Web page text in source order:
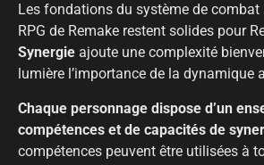
Les fondations du système de combat
RPG de Remake restent solides pour
Synergie ajoute une complexité
lumière l’importance de la dynamique
Chaque personnage dispose d’un
compétences et de capacités de
compétences peuvent être utilisées à